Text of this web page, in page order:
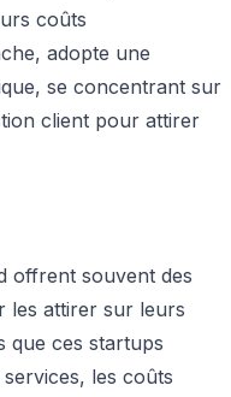
coûts
adopte une
se concentrant sur
client pour attirer
offrent souvent des
les attirer sur leurs
que ces startups
les coûts